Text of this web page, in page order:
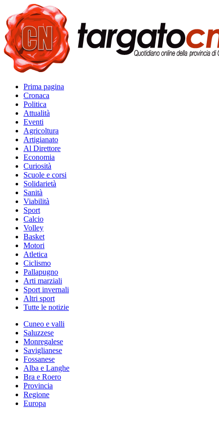
Prima pagina
Cronaca
Politica
Attualità
Eventi
Agricoltura
Artigianato
Al Direttore
Economia
Curiosità
Scuole e corsi
Solidarietà
Sanità
Viabilità
Sport
Calcio
Volley
Basket
Motori
Atletica
Ciclismo
Pallapugno
Arti marziali
Sport invernali
Altri sport
Tutte le notizie
Cuneo e valli
Saluzzese
Monregalese
Saviglianese
Fossanese
Alba e Langhe
Bra e Roero
Provincia
Regione
Europa